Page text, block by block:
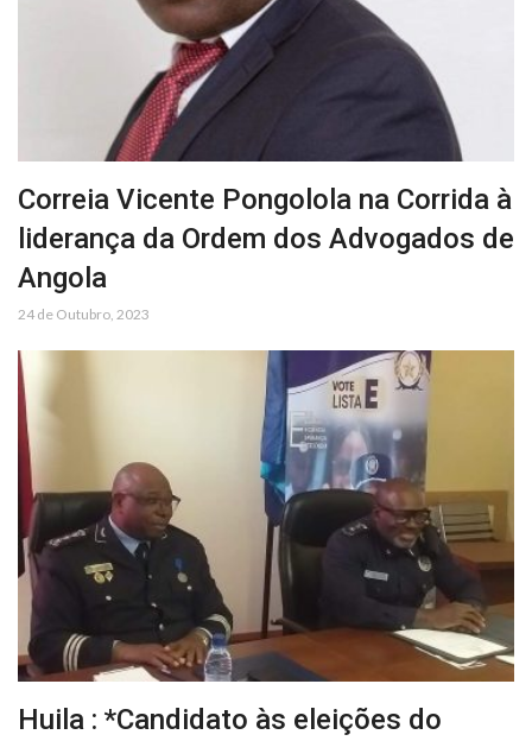
Correia Vicente Pongolola na Corrida à
liderança da Ordem dos Advogados de
Angola
24 de Outubro, 2023
Huila : *Candidato às eleições do